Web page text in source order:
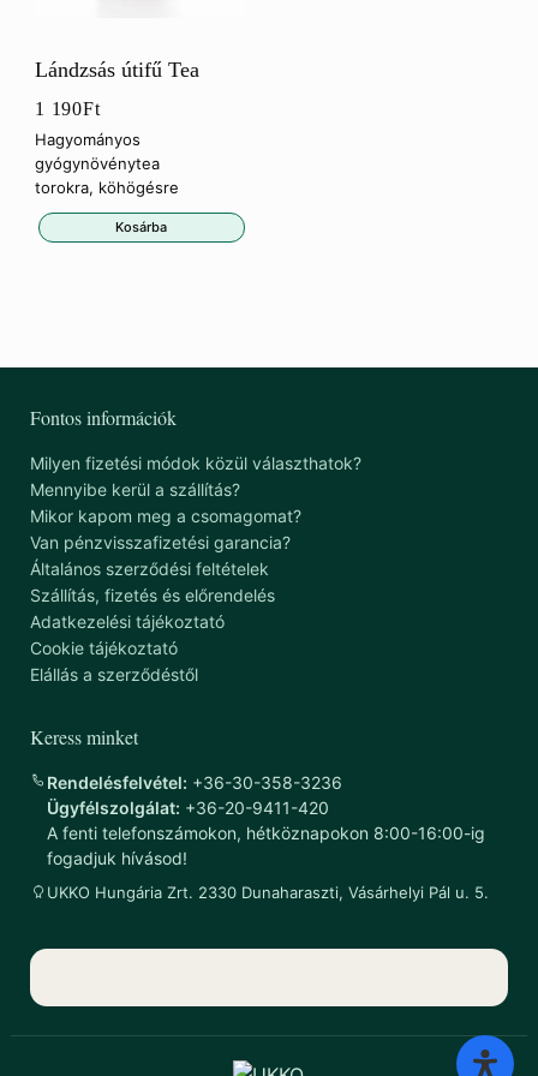
Lándzsás útifű Tea
1 190Ft
Hagyományos
gyógynövénytea
torokra, köhögésre
Kosárba
Fontos információk
Milyen fizetési módok közül választhatok?
Mennyibe kerül a szállítás?
Mikor kapom meg a csomagomat?
Van pénzvisszafizetési garancia?
Általános szerződési feltételek
Szállítás, fizetés és előrendelés
Adatkezelési tájékoztató
Cookie tájékoztató
Elállás a szerződéstől
Keress minket
Rendelésfelvétel: +36-30-358-3236
Ügyfélszolgálat: +36-20-9411-420
A fenti telefonszámokon, hétköznapokon 8:00-16:00-ig
fogadjuk hívásod!
UKKO Hungária Zrt. 2330 Dunaharaszti, Vásárhelyi Pál u. 5.